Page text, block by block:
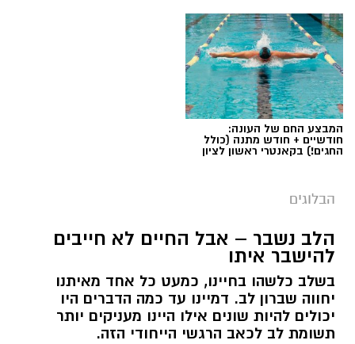
המבצע החם של העונה:
חודשיים + חודש מתנה (כולל
החגים!) בקאנטרי ראשון לציון
הבלוגים
הלב נשבר – אבל החיים לא חייבים
להישבר איתו
בשלב כלשהו בחיינו, כמעט כל אחד מאיתנו
יחווה שברון לב. דמיינו עד כמה הדברים היו
יכולים להיות שונים אילו היינו מעניקים יותר
תשומת לב לכאב הרגשי הייחודי הזה.